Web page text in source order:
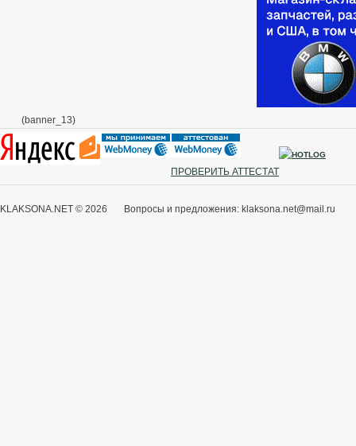
(banner_13)
ПРОВЕРИТЬ АТТЕСТАТ
KLAKSONA.NET © 2026 Вопросы и предложения: klaksona.net@mail.ru